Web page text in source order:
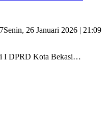
Senin, 26 Januari 2026 | 21:09
I DPRD Kota Bekasi…